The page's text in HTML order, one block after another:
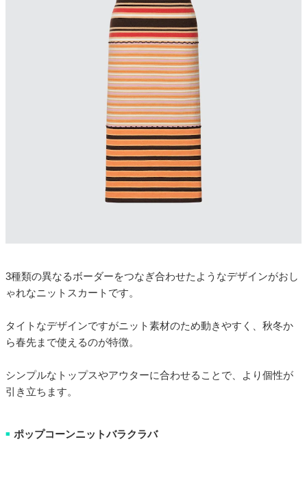
3種類の異なるボーダーをつなぎ合わせたようなデザインがおし
ゃれなニットスカートです。
タイトなデザインですがニット素材のため動きやすく、秋冬か
ら春先まで使えるのが特徴。
シンプルなトップスやアウターに合わせることで、より個性が
引き立ちます。
■ ポップコーンニットバラクラバ